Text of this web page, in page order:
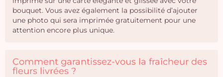
bouquet. Vous avez également la possibilité d’ajouter
une photo qui sera imprimée gratuitement pour une
attention encore plus unique.
Comment garantissez-vous la fraîcheur des
fleurs livrées ?